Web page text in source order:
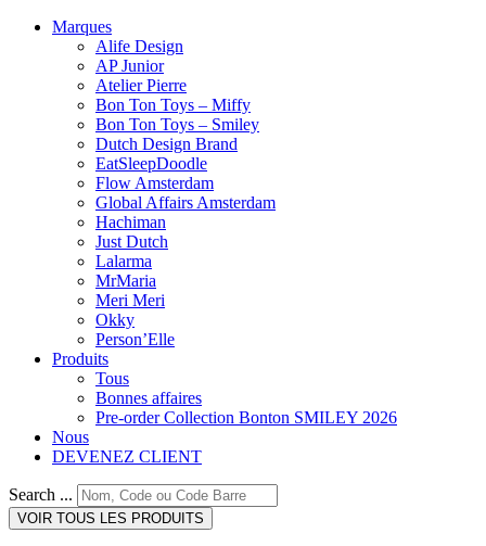
Marques
Alife Design
AP Junior
Atelier Pierre
Bon Ton Toys – Miffy
Bon Ton Toys – Smiley
Dutch Design Brand
EatSleepDoodle
Flow Amsterdam
Global Affairs Amsterdam
Hachiman
Just Dutch
Lalarma
MrMaria
Meri Meri
Okky
Person’Elle
Produits
Tous
Bonnes affaires
Pre-order Collection Bonton SMILEY 2026
Nous
DEVENEZ CLIENT
Search ...
VOIR TOUS LES PRODUITS